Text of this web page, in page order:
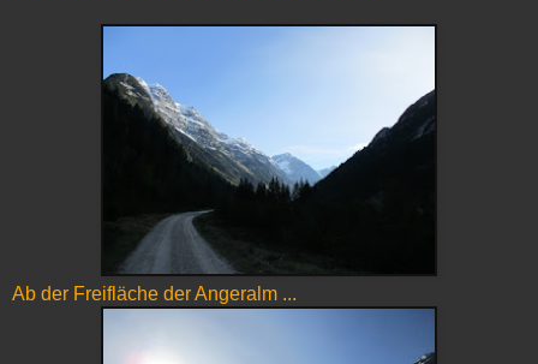
Ab der Freifläche der Angeralm ...